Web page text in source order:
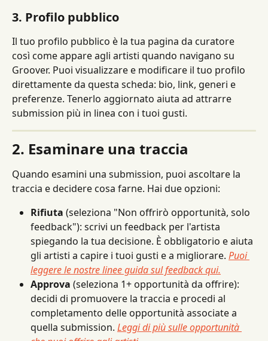
3. Profilo pubblico
Il tuo profilo pubblico è la tua pagina da curatore
così come appare agli artisti quando navigano su
Groover. Puoi visualizzare e modificare il tuo profilo
direttamente da questa scheda: bio, link, generi e
preferenze. Tenerlo aggiornato aiuta ad attrarre
submission più in linea con i tuoi gusti.
2. Esaminare una traccia
Quando esamini una submission, puoi ascoltare la
traccia e decidere cosa farne. Hai due opzioni:
Rifiuta (seleziona "Non offrirò opportunità, solo
feedback"): scrivi un feedback per l'artista
spiegando la tua decisione. È obbligatorio e aiuta
gli artisti a capire i tuoi gusti e a migliorare. Puoi
leggere le nostre linee guida sul feedback qui.
Approva (seleziona 1+ opportunità da offrire):
decidi di promuovere la traccia e procedi al
completamento delle opportunità associate a
quella submission. Leggi di più sulle opportunità